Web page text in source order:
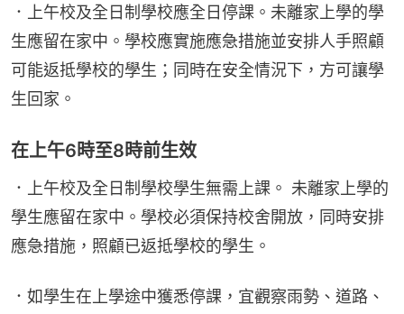
．上午校及全日制學校應全日停課。未離家上學的學
生應留在家中。學校應實施應急措施並安排人手照顧
可能返抵學校的學生；同時在安全情況下，方可讓學
生回家。
在上午6時至8時前生效
．上午校及全日制學校學生無需上課。 未離家上學的
學生應留在家中。學校必須保持校舍開放，同時安排
應急措施，照顧已返抵學校的學生。
．如學生在上學途中獲悉停課，宜觀察雨勢、道路、